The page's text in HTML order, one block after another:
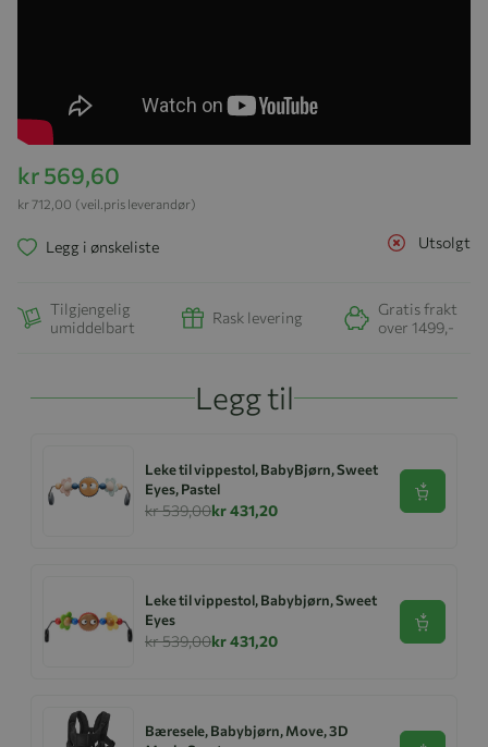
kr 569,60
(veil.pris leverandør)
kr 712,00
Utsolgt
Legg i ønskeliste
Tilgjengelig
umiddelbart
Rask levering
Gratis frakt
over 1499,-
Legg til
Leke til vippestol, BabyBjørn, Sweet
Eyes, Pastel
kr 539,00kr 431,20
Se
Leke til vippestol, Babybjørn, Sweet
Eyes
kr 539,00kr 431,20
Se
Bæresele, Babybjørn, Move, 3D